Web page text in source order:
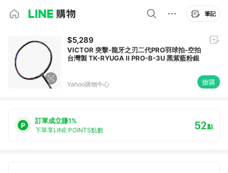
筆記
$5,289
VICTOR 突擊-龍牙之刃二代PRO羽球拍-空拍
台灣製 TK-RYUGA II PRO-B-3U 黑紫藍粉銀
Yahoo購物中心 搶購
訂單成立賺1%
下單享LINE POINTS點數 52點